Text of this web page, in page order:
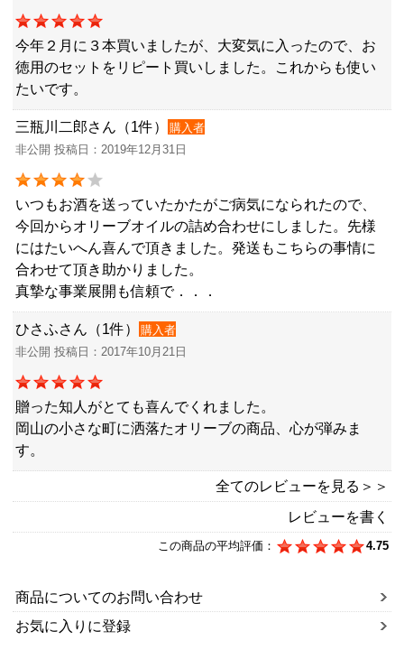
今年２月に３本買いましたが、大変気に入ったので、お
徳用のセットをリピート買いしました。これからも使い
たいです。
三瓶川二郎さん（1件）
購入者
非公開 投稿日：2019年12月31日
いつもお酒を送っていたかたがご病気になられたので、
今回からオリーブオイルの詰め合わせにしました。先様
にはたいへん喜んで頂きました。発送もこちらの事情に
合わせて頂き助かりました。
真摯な事業展開も信頼で．．．
ひさふさん（1件）
購入者
非公開 投稿日：2017年10月21日
贈った知人がとても喜んでくれました。
岡山の小さな町に洒落たオリーブの商品、心が弾みま
す。
全てのレビューを見る＞＞
レビューを書く
この商品の平均評価： 4.75
商品についてのお問い合わせ
お気に入りに登録